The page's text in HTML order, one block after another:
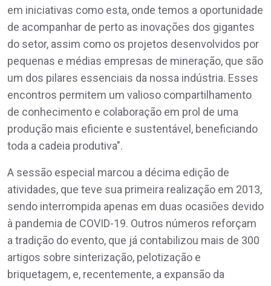
em iniciativas como esta, onde temos a oportunidade
de acompanhar de perto as inovações dos gigantes
do setor, assim como os projetos desenvolvidos por
pequenas e médias empresas de mineração, que são
um dos pilares essenciais da nossa indústria. Esses
encontros permitem um valioso compartilhamento
de conhecimento e colaboração em prol de uma
produção mais eficiente e sustentável, beneficiando
toda a cadeia produtiva".
A sessão especial marcou a décima edição de
atividades, que teve sua primeira realização em 2013,
sendo interrompida apenas em duas ocasiões devido
à pandemia de COVID-19. Outros números reforçam
a tradição do evento, que já contabilizou mais de 300
artigos sobre sinterização, pelotização e
briquetagem, e, recentemente, a expansão da